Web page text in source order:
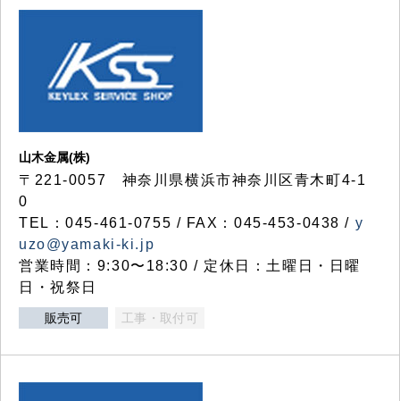
山木金属(株)
〒221-0057 神奈川県横浜市神奈川区青木町4-1
0
TEL：045-461-0755 / FAX：045-453-0438 / y
uzo@yamaki-ki.jp
営業時間：9:30〜18:30 / 定休日：土曜日・日曜
日・祝祭日
販売可 工事・取付可